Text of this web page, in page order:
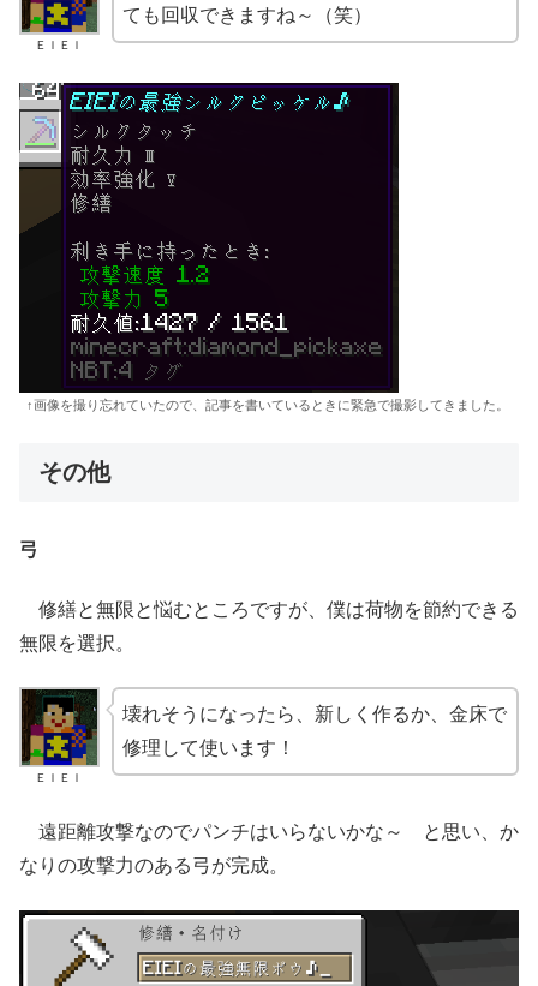
ＥＩＥＩ
ても回収できますね～（笑）
↑画像を撮り忘れていたので、記事を書いているときに緊急で撮影してきました。
その他
弓
修繕と無限と悩むところですが、僕は荷物を節約できる
無限を選択。
ＥＩＥＩ
壊れそうになったら、新しく作るか、金床で
修理して使います！
遠距離攻撃なのでパンチはいらないかな～ と思い、か
なりの攻撃力のある弓が完成。